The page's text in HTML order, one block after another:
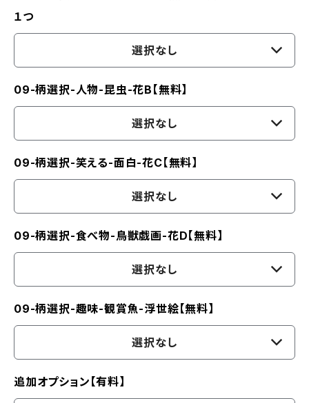
１つ
選択なし
09-柄選択-人物-昆虫-花B【無料】
選択なし
09-柄選択-笑える-面白-花C【無料】
選択なし
09-柄選択-食べ物-鳥獣戯画-花D【無料】
選択なし
09-柄選択-趣味-観賞魚-浮世絵【無料】
選択なし
追加オプション【有料】